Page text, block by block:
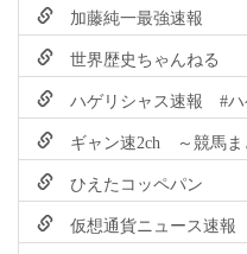
加藤純一最強速報
世界歴史ちゃんねる
ハゲリシャス速報 #ハ
ギャン速2ch ～競馬ま
ひえたコッペパン
仮想通貨ニュース速